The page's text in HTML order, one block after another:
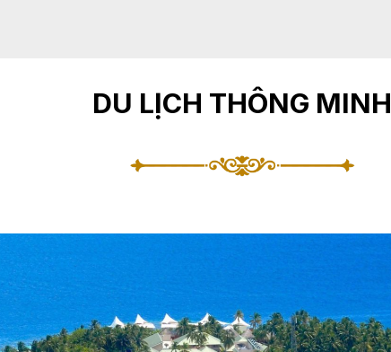
DU LỊCH THÔNG MINH